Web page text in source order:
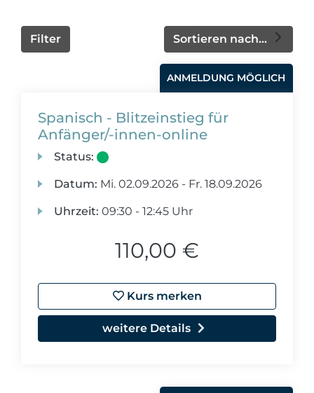
Sortieren nach...
Filter
ANMELDUNG MÖGLICH
Spanisch - Blitzeinstieg für
Anfänger/-innen-online
Status:
Datum: Mi. 02.09.2026 - Fr. 18.09.2026
Uhrzeit: 09:30 - 12:45 Uhr
110,00 €
Kurs merken
weitere Details